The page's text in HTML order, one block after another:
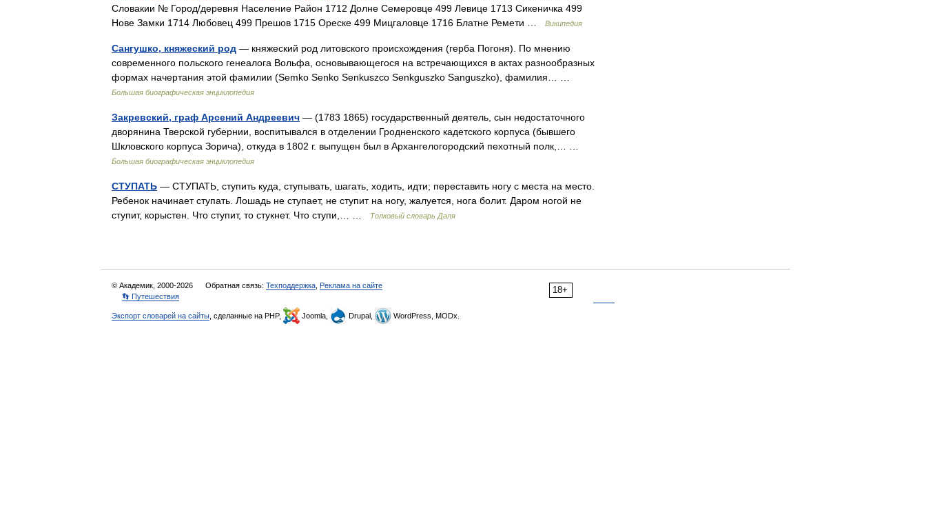
Словакии № Город/деревня Население Район 1712 Долне Семеровце 499 Левице 1713 Сикеничка 499
Нове Замки 1714 Любовец 499 Прешов 1715 Ореске 499 Мицгаловце 1716 Блатне Ремети …
Википедия
Сангушко, княжеский род — княжеский род литовского происхождения (герба Погоня). По мнению
современного польского генеалога Вольфа, основывающегося на встречающихся в актах разнообразных
формах начертания этой фамилии (Semko Senko Senkuszco Senkguszko Sanguszko), фамилия… …
Большая биографическая энциклопедия
Закревский, граф Арсений Андреевич — (1783 1865) государственный деятель, сын недостаточного
дворянина Тверской губернии, воспитывался в отделении Гродненского кадетского корпуса (бывшего
Шкловского корпуса Зорича), откуда в 1802 г. выпущен был в Архангелогородский пехотный полк,… …
Большая биографическая энциклопедия
СТУПАТЬ — СТУПАТЬ, ступить куда, ступывать, шагать, ходить, идти; переставить ногу с места на место.
Ребенок начинает ступать. Лошадь не ступает, не ступит на ногу, жалуется, нога болит. Даром ногой не
ступит, корыстен. Что ступит, то стукнет. Что ступи,… …
Толковый словарь Даля
18+
© Академик, 2000-2026 Обратная связь: Техподдержка Реклама на сайте
👣 Путешествия
Экспорт словарей на сайты , сделанные на PHP, Joomla, Drupal, WordPress, MODx.